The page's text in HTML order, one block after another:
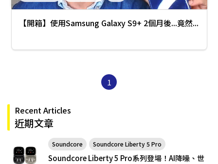
【開箱】使用Samsung Galaxy S9+ 2個月後...竟然...
1
Recent Articles
近期文章
Soundcore Soundcore Liberty 5 Pro
Soundcore Liberty 5 Pro系列登場！AI降噪、世